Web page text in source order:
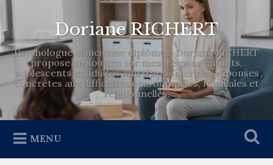
Doriane RICHERT
Psychologue clinicienne diplômée, Doriane RICHERT
propose un soutien sur mesure pour enfants,
adolescents et adultes afin d’apporter des réponses
concrètes aux difficultés émotionnelles, familiales et
relationnelles.
MENU